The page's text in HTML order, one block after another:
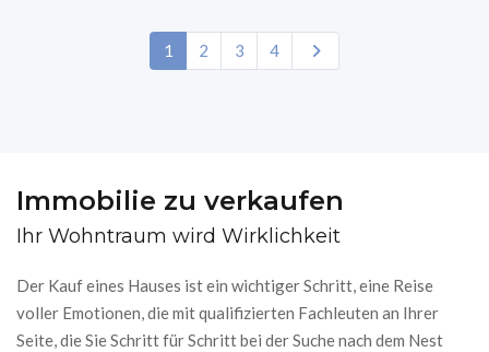
1 2 3 4
Immobilie zu verkaufen
Ihr Wohntraum wird Wirklichkeit
Der Kauf eines Hauses ist ein wichtiger Schritt, eine Reise
voller Emotionen, die mit qualifizierten Fachleuten an Ihrer
Seite, die Sie Schritt für Schritt bei der Suche nach dem Nest